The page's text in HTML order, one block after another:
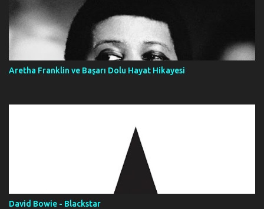
Aretha Franklin ve Başarı Dolu Hayat Hikayesi
David Bowie - Blackstar